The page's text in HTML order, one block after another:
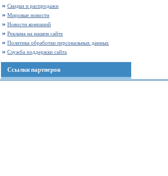
Скидки и распродажи
Мировые новости
Новости компаний
Реклама на нашем сайте
Политика обработки персональных данных
Служба поддержки сайта
Ссылки партнеров